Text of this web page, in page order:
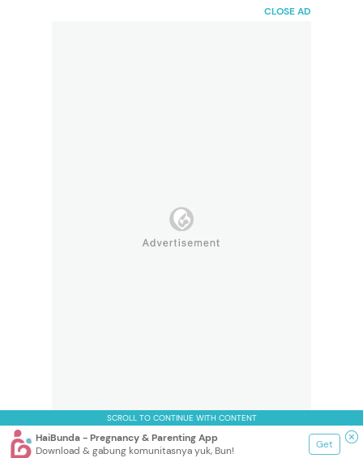
CLOSE AD
SCROLL TO CONTINUE WITH CONTENT
HaiBunda - Pregnancy & Parenting App
Download & gabung komunitasnya yuk, Bun!
Get